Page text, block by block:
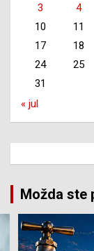
3
4
10
11
17
18
24
25
31
« jul
Možda ste